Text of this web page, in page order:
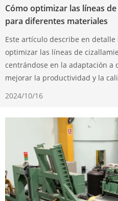
Cómo optimizar las líneas
para diferentes materiales
Este artículo describe en
optimizar las líneas de
centrándose en la adaptación a
mejorar la productividad y la
2024/10/16